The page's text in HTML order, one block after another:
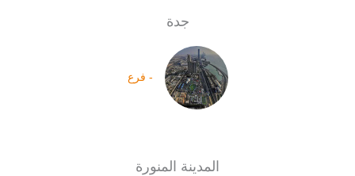
جدة
- فرع
المدينة المنورة